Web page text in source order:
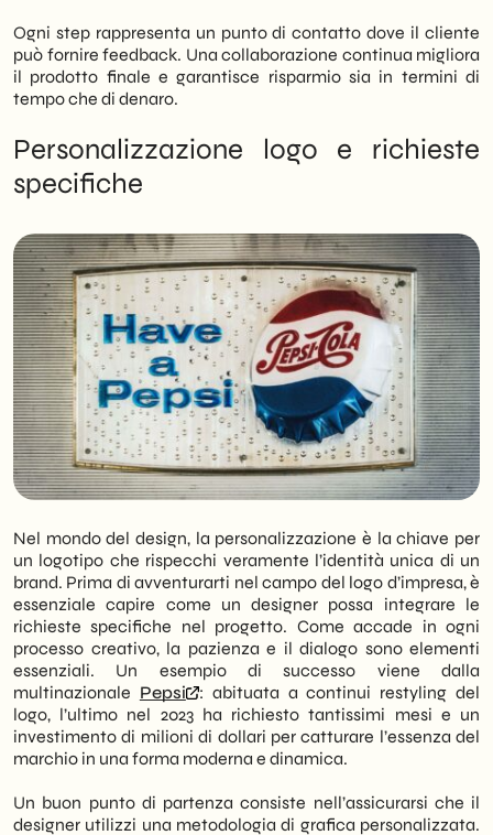
Ogni step rappresenta un punto di contatto dove il cliente
può fornire feedback. Una collaborazione continua migliora
il prodotto finale e garantisce risparmio sia in termini di
tempo che di denaro.
Personalizzazione logo e richieste
specifiche
Nel mondo del design, la personalizzazione è la chiave per
un logotipo che rispecchi veramente l’identità unica di un
brand. Prima di avventurarti nel campo del logo d’impresa, è
essenziale capire come un designer possa integrare le
richieste specifiche nel progetto. Come accade in ogni
processo creativo, la pazienza e il dialogo sono elementi
essenziali. Un esempio di successo viene dalla
multinazionale Pepsi
: abituata a continui restyling del
logo, l’ultimo nel 2023 ha richiesto tantissimi mesi e un
investimento di milioni di dollari per catturare l’essenza del
marchio in una forma moderna e dinamica.
Un buon punto di partenza consiste nell’assicurarsi che il
designer utilizzi una metodologia di grafica personalizzata.